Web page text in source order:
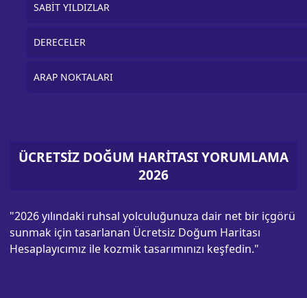
SABİT YILDIZLAR
DERECELER
ARAP NOKTALARI
ÜCRETSİZ DOĞUM HARİTASI YORUMLAMA
2026
"2026 yılındaki ruhsal yolculuğunuza dair net bir içgörü
sunmak için tasarlanan Ücretsiz Doğum Haritası
Hesaplayıcımız ile kozmik tasarımınızı keşfedin."